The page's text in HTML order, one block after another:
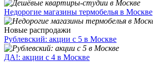
Недорогие магазины термобелья в Москве
Новые распродажи
Рублевский: акции с 5 в Москве
ДА!: акции с 4 в Москве